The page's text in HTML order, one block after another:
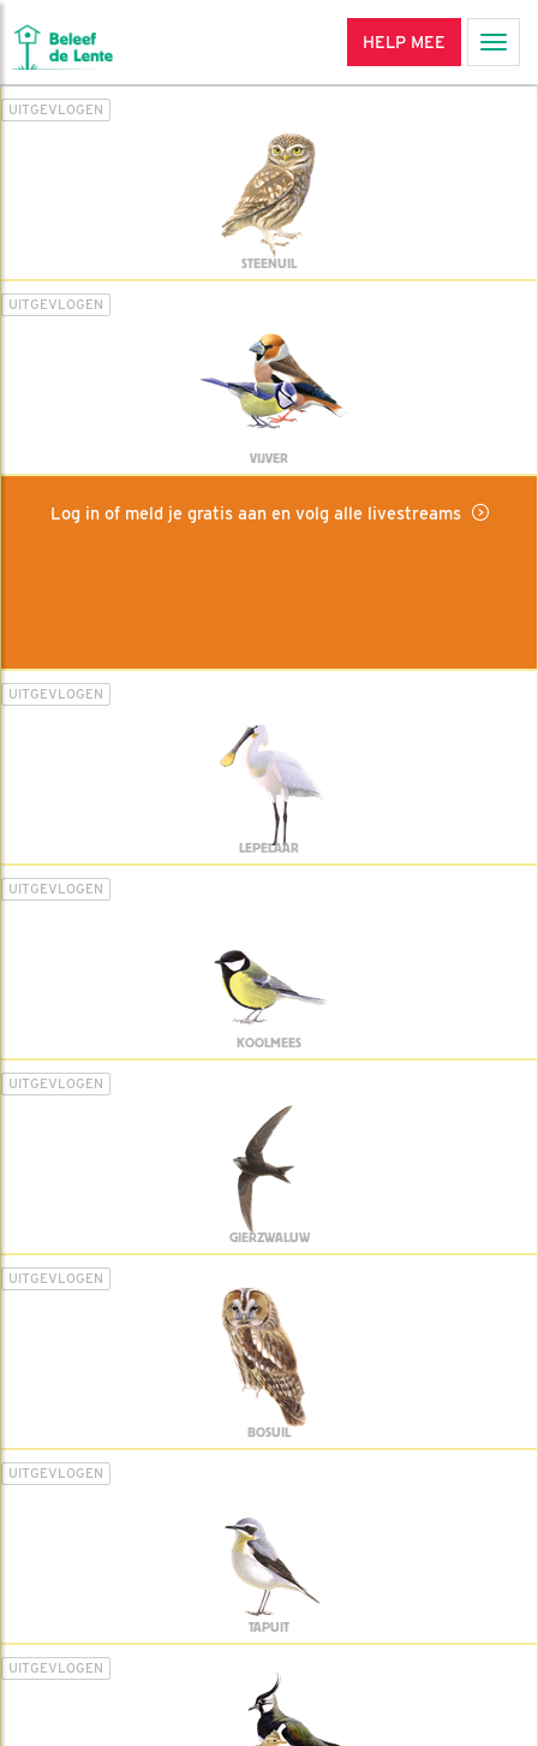
HELP MEE
UITGEVLOGEN
STEENUIL
UITGEVLOGEN
VIJVER
Log in of meld je gratis aan en volg alle livestreams
UITGEVLOGEN
LEPELAAR
UITGEVLOGEN
KOOLMEES
UITGEVLOGEN
GIERZWALUW
UITGEVLOGEN
BOSUIL
UITGEVLOGEN
TAPUIT
UITGEVLOGEN